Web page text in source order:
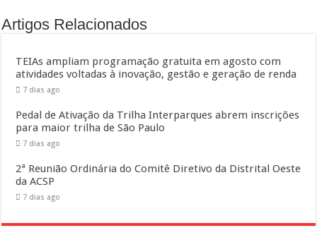
Artigos Relacionados
TEIAs ampliam programação gratuita em agosto com
atividades voltadas à inovação, gestão e geração de renda
7 dias ago
Pedal de Ativação da Trilha Interparques abrem inscrições
para maior trilha de São Paulo
7 dias ago
2ª Reunião Ordinária do Comitê Diretivo da Distrital Oeste
da ACSP
7 dias ago